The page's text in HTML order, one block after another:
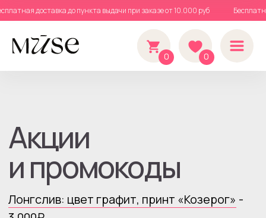
доставка до пункта выдачи при заказе от 10.000 руб
0
и промокоды
Лонгслив: цвет графит, принт «Козерог»
Лонгслив: цвет графит, принт «Стрелец»
- 3.000₽